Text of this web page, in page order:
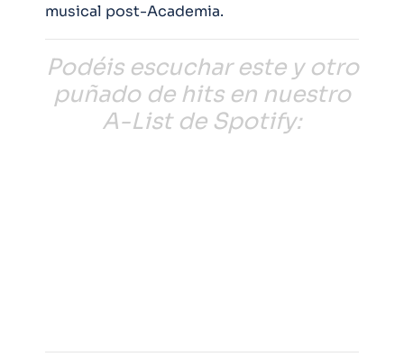
musical post-Academia.
Podéis escuchar este y otro
puñado de hits en nuestro
A-List de Spotify: